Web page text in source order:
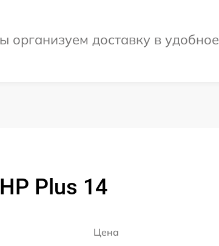
организуем доставку в удобное
Plus 14
Цена